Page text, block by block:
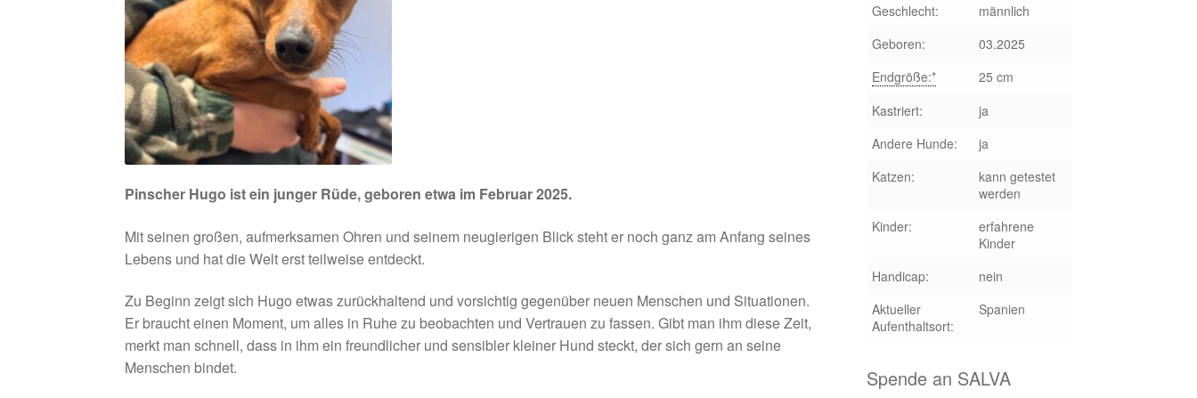
Pinscher Hugo ist ein junger Rüde, geboren etwa im Februar 2025.
Mit seinen großen, aufmerksamen Ohren und seinem neugierigen Blick steht er noch ganz am Anfang seines
Lebens und hat die Welt erst teilweise entdeckt.
Zu Beginn zeigt sich Hugo etwas zurückhaltend und vorsichtig gegenüber neuen Menschen und Situationen.
Er braucht einen Moment, um alles in Ruhe zu beobachten und Vertrauen zu fassen. Gibt man ihm diese Zeit,
merkt man schnell, dass in ihm ein freundlicher und sensibler kleiner Hund steckt, der sich gern an seine
Menschen bindet.
Geschlecht:
männlich
Geboren:
03.2025
Endgröße:*
25 cm
Kastriert:
ja
Andere Hunde:
ja
Katzen:
kann getestet
werden
Kinder:
erfahrene
Kinder
Handicap:
nein
Aktueller
Aufenthaltsort:
Spanien
Spende an SALVA